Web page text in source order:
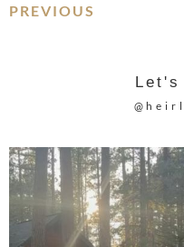
PREVIOUS
Let's